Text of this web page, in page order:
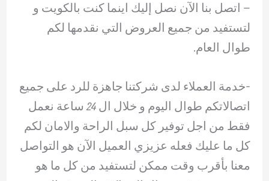
– ‏اتصل بنا الآن نصل إليك اينما كنت بالكويت و
لتستفيد من جميع العروض التي نقدمها لكم
طوال العام.
-خدمة العملاء لدى شركتنا جاهزة للرد على جميع
اتصالاتكم طوال اليوم و خلال ال 24 ساعة نعمل
فقط من اجل توفير كل سبل الراحة والامان لكم
كل ما عليك فعله عزيزي العميل الآن هو التواصل
معنا بأقرب وقت ممكن لتستفيد من كل ما هو